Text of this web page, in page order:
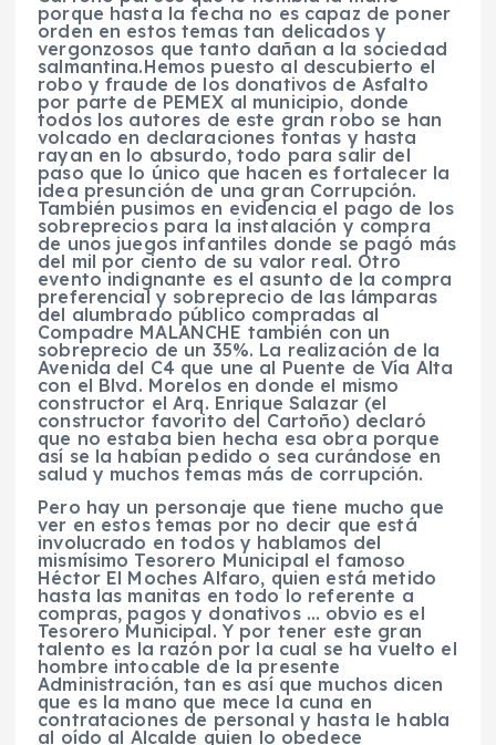
porque hasta la fecha no es capaz de poner
orden en estos temas tan delicados y
vergonzosos que tanto dañan a la sociedad
salmantina.Hemos puesto al descubierto el
robo y fraude de los donativos de Asfalto
por parte de PEMEX al municipio, donde
todos los autores de este gran robo se han
volcado en declaraciones tontas y hasta
rayan en lo absurdo, todo para salir del
paso que lo único que hacen es fortalecer la
idea presunción de una gran Corrupción.
También pusimos en evidencia el pago de los
sobreprecios para la instalación y compra
de unos juegos infantiles donde se pagó más
del mil por ciento de su valor real. Otro
evento indignante es el asunto de la compra
preferencial y sobreprecio de las lámparas
del alumbrado público compradas al
Compadre MALANCHE también con un
sobreprecio de un 35%. La realización de la
Avenida del C4 que une al Puente de Vía Alta
con el Blvd. Morelos en donde el mismo
constructor el Arq. Enrique Salazar (el
constructor favorito del Cartoño) declaró
que no estaba bien hecha esa obra porque
así se la habían pedido o sea curándose en
salud y muchos temas más de corrupción.
Pero hay un personaje que tiene mucho que
ver en estos temas por no decir que está
involucrado en todos y hablamos del
mismísimo Tesorero Municipal el famoso
Héctor El Moches Alfaro, quien está metido
hasta las manitas en todo lo referente a
compras, pagos y donativos … obvio es el
Tesorero Municipal. Y por tener este gran
talento es la razón por la cual se ha vuelto el
hombre intocable de la presente
Administración, tan es así que muchos dicen
que es la mano que mece la cuna en
contrataciones de personal y hasta le habla
al oído al Alcalde quien lo obedece